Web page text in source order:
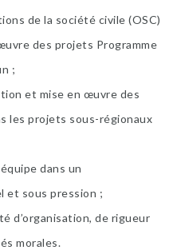
de la société civile (OSC)
des projets Programme
;
et mise en œuvre des
les projets sous-régionaux
dans un
et sous pression ;
d’organisation, de rigueur
morales.